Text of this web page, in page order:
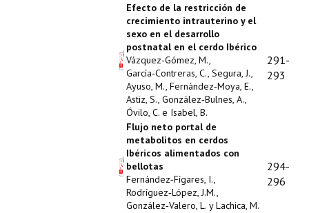
Efecto de la restricción de
crecimiento intrauterino y el
sexo en el desarrollo
postnatal en el cerdo Ibérico
Vázquez‑Gómez, M.,
García‑Contreras, C., Segura, J.,
Ayuso, M., Fernández‑Moya, E.,
Astiz, S., González‑Bulnes, A.,
Óvilo, C. e Isabel, B.
291-
293
Flujo neto portal de
metabolitos en cerdos
Ibéricos alimentados con
bellotas
Fernández‑Fígares, I.,
Rodríguez‑López, J.M.,
González‑Valero, L. y Lachica, M.
294-
296